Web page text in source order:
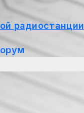
радиостанции